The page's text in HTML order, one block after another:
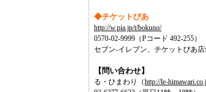
◆チケットぴあ
http://w.pia.jp/t/bokuno/
0570-02-9999（Pコード 492-255）
セブン‐イレブン、チケットぴあ
【問い合わせ】
る・ひまわり（http://le-